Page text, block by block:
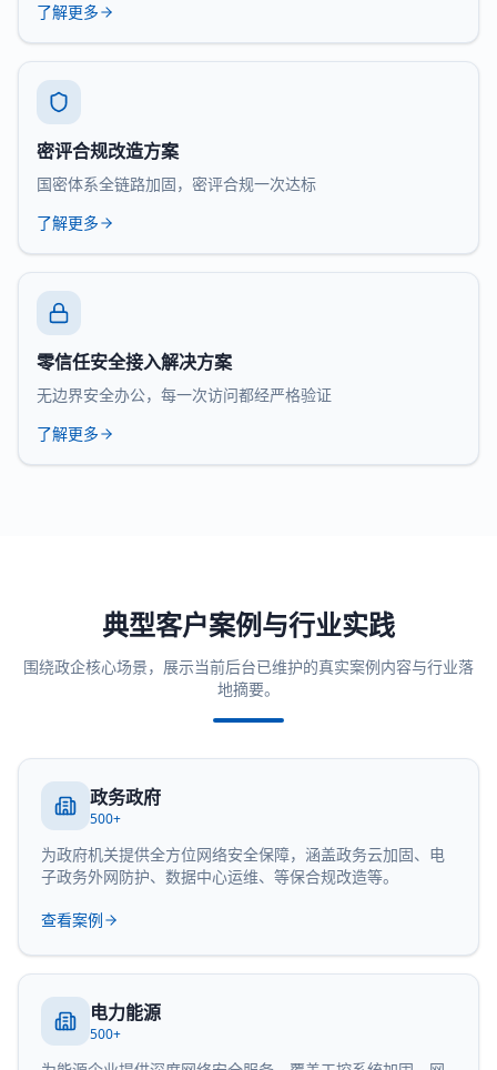
了解更多
密评合规改造方案
国密体系全链路加固，密评合规一次达标
了解更多
零信任安全接入解决方案
无边界安全办公，每一次访问都经严格验证
了解更多
典型客户案例与行业实践
围绕政企核心场景，展示当前后台已维护的真实案例内容与行业落
地摘要。
政务政府
500+
为政府机关提供全方位网络安全保障，涵盖政务云加固、电
子政务外网防护、数据中心运维、等保合规改造等。
查看案例
电力能源
500+